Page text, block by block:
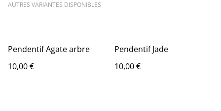
AUTRES VARIANTES DISPONIBLES
Pendentif Agate arbre
10,00 €
Pendentif Jade
10,00 €